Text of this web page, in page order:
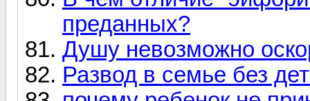
преданных?
Душу невозможно
Развод в семье без